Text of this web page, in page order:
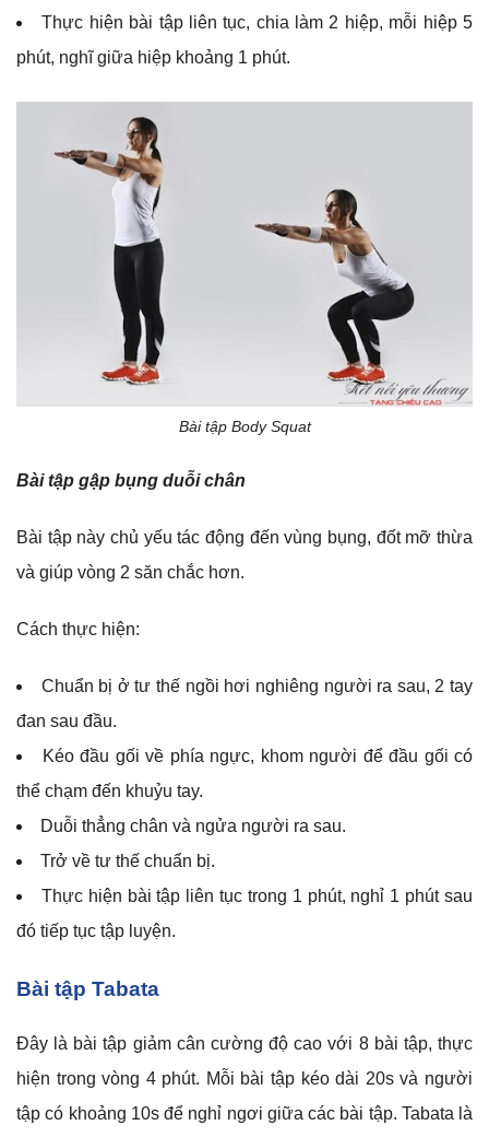
Thực hiện bài tập liên tục, chia làm 2 hiệp, mỗi hiệp 5
phút, nghĩ giữa hiệp khoảng 1 phút.
Bài tập Body Squat
Bài tập gập bụng duỗi chân
Bài tập này chủ yếu tác động đến vùng bụng, đốt mỡ thừa
và giúp vòng 2 săn chắc hơn.
Cách thực hiện:
Chuẩn bị ở tư thế ngồi hơi nghiêng người ra sau, 2 tay
đan sau đầu.
Kéo đầu gối về phía ngực, khom người để đầu gối có
thể chạm đến khuỷu tay.
Duỗi thẳng chân và ngửa người ra sau.
Trở về tư thế chuẩn bị.
Thực hiện bài tập liên tục trong 1 phút, nghỉ 1 phút sau
đó tiếp tục tập luyện.
Bài tập Tabata
Đây là bài tập giảm cân cường độ cao với 8 bài tập, thực
hiện trong vòng 4 phút. Mỗi bài tập kéo dài 20s và người
tập có khoảng 10s để nghỉ ngơi giữa các bài tập. Tabata là